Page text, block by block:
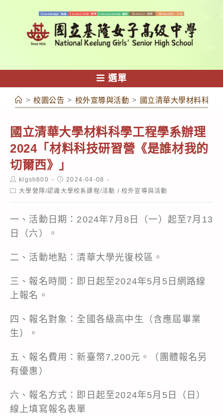
容
選單
> 校園公告 > 校外宣導與活動 > 國立清華大學材料科學
國立清華大學材料科學工程學系辦理
2024「材料科技研習營《是誰材我的
切爾西》」
Post
author:
klgsh600
Post
published:
2024-04-08
Post大學營隊/認識大學校系課程/活動 / 校外宣導與活動
一、活動日期：2024年7月8日（一）起至7月13
日（六）。
二、活動地點：清華大學光復校區。
三、報名時間：即日起至2024年5月5日網路線
上報名。
四、報名對象：全國各級高中生（含應屆畢業
生）。
五、報名費用：新臺幣7,200元。（團體報名另
有優惠）
六、報名方式：即日起至2024年5月5日（日）
線上填寫報名表單